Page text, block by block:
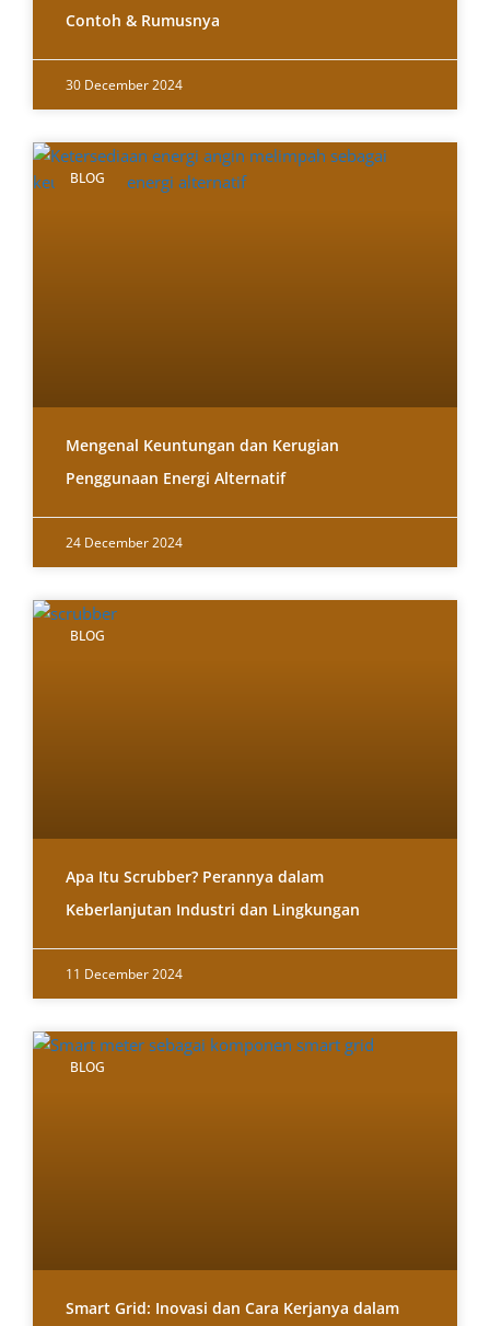
Contoh & Rumusnya
30 December 2024
BLOG
Mengenal Keuntungan dan Kerugian
Penggunaan Energi Alternatif
24 December 2024
BLOG
Apa Itu Scrubber? Perannya dalam
Keberlanjutan Industri dan Lingkungan
11 December 2024
BLOG
Smart Grid: Inovasi dan Cara Kerjanya dalam